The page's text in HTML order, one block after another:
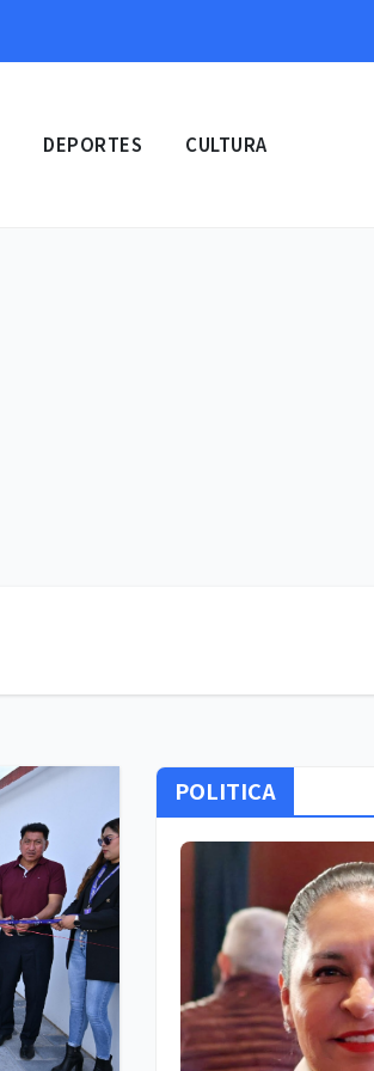
DEPORTES CULTURA
POLITICA